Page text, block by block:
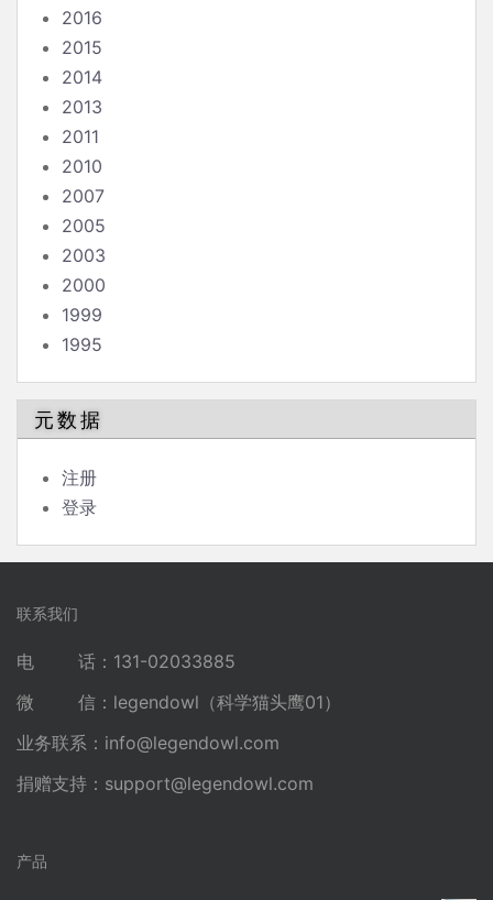
2016
2015
2014
2013
2011
2010
2007
2005
2003
2000
1999
1995
元数据
注册
登录
联系我们
电 话：131-02033885
微 信：legendowl（科学猫头鹰01）
业务联系： info@legendowl.com
捐赠支持： support@legendowl.com
产品